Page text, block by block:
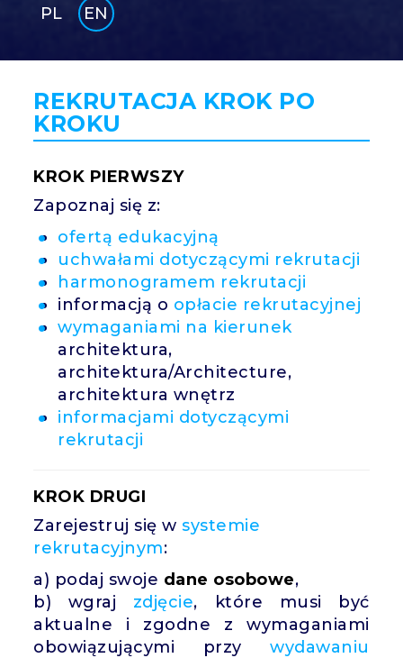
PL
EN
GLI
SH
REKRUTACJA KROK PO
KROKU
KROK PIERWSZY
Zapoznaj się z:
ofertą edukacyjną
uchwałami dotyczącymi rekrutacji
harmonogramem rekrutacji
informacją o opłacie rekrutacyjnej
wymaganiami na kierunek
architektura,
architektura/Architecture,
architektura wnętrz
informacjami dotyczącymi
rekrutacji
KROK DRUGI
Zarejestruj się wsystemie
rekrutacyjnym:
a) podaj swoje dane osobowe,
b) wgraj zdjęcie, które musi być
aktualne i zgodne z wymaganiami
obowiązującymi przywydawaniu